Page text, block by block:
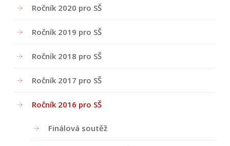
Ročník 2020 pro SŠ
Ročník 2019 pro SŠ
Ročník 2018 pro SŠ
Ročník 2017 pro SŠ
Ročník 2016 pro SŠ
Finálová soutěž